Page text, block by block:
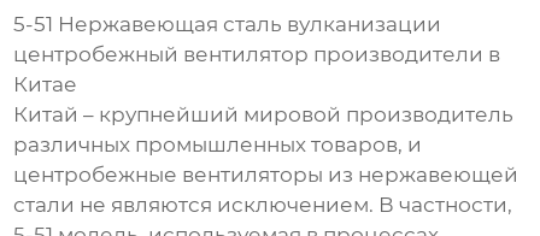
5-51 Нержавеющая сталь вулканизации
центробежный вентилятор производители в
Китае
Китай – крупнейший мировой производитель
различных промышленных товаров, и
центробежные вентиляторы из нержавеющей
стали не являются исключением. В частности,